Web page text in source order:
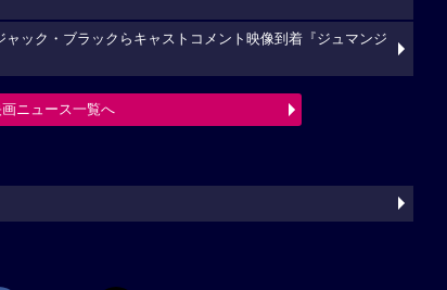
ック・ブラックらキャストコメント映像到着『ジュマンジ
ニュース一覧へ